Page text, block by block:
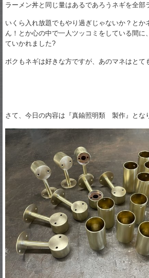
ラーメン丼と同じ量はあるであろうネギを全部
いくら入れ放題でもやり過ぎじゃないか？とか
ん！とか心の中で一人ツッコミをしている間に
ていかれました?
ボクもネギは好きな方ですが、あのマネはとて
さて、今日の内容は『真鍮照明類 製作』とな